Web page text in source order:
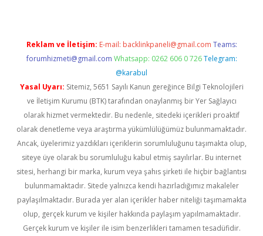
Reklam ve İletişim: E-mail: backlinkpaneli@gmail.com Teams:
forumhizmeti@gmail.com Whatsapp: 0262 606 0 726 Telegram:
@karabul
Yasal Uyarı: Sitemiz, 5651 Sayılı Kanun gereğince Bilgi Teknolojileri
ve İletişim Kurumu (BTK) tarafından onaylanmış bir Yer Sağlayıcı
olarak hizmet vermektedir. Bu nedenle, sitedeki içerikleri proaktif
olarak denetleme veya araştırma yükümlülüğümüz bulunmamaktadır.
Ancak, üyelerimiz yazdıkları içeriklerin sorumluluğunu taşımakta olup,
siteye üye olarak bu sorumluluğu kabul etmiş sayılırlar. Bu internet
sitesi, herhangi bir marka, kurum veya şahıs şirketi ile hiçbir bağlantısı
bulunmamaktadır. Sitede yalnızca kendi hazırladığımız makaleler
paylaşılmaktadır. Burada yer alan içerikler haber niteliği taşımamakta
olup, gerçek kurum ve kişiler hakkında paylaşım yapılmamaktadır.
Gerçek kurum ve kişiler ile isim benzerlikleri tamamen tesadüfidir.